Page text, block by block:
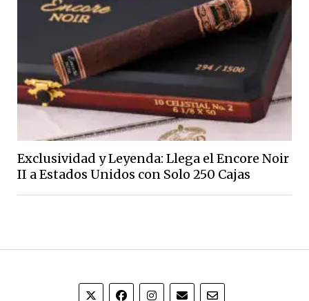
Exclusividad y Leyenda: Llega el Encore Noir
II a Estados Unidos con Solo 250 Cajas